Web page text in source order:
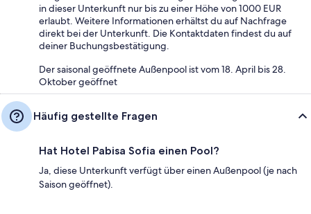
in dieser Unterkunft nur bis zu einer Höhe von 1000 EUR
erlaubt. Weitere Informationen erhältst du auf Nachfrage
direkt bei der Unterkunft. Die Kontaktdaten findest du auf
deiner Buchungsbestätigung.
Der saisonal geöffnete Außenpool ist vom 18. April bis 28.
Oktober geöffnet
Häufig gestellte Fragen
Hat Hotel Pabisa Sofia einen Pool?
Ja, diese Unterkunft verfügt über einen Außenpool (je nach
Saison geöffnet).